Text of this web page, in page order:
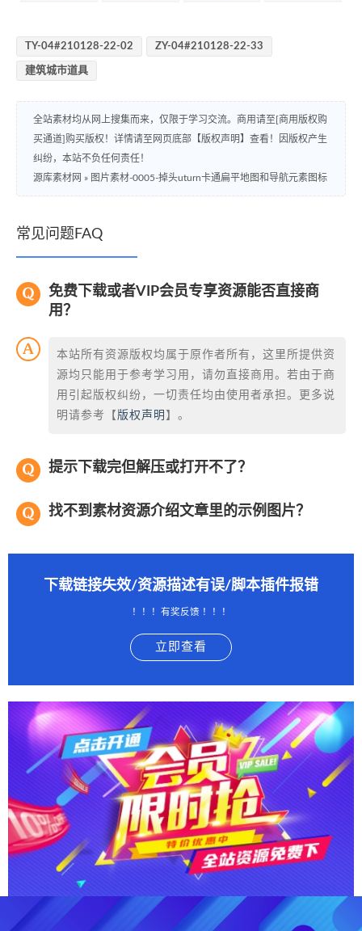
TY-04#210128-22-02 ZY-04#210128-22-33
建筑城市道具
全站素材均从网上搜集而来，仅限于学习交流。商用请至[商用版权购
买通道]购买版权！详情请至网页底部【版权声明】查看！因版权产生
纠纷，本站不负任何责任！
源库素材网 » 图片素材-0005-掉头uturn卡通扁平地图和导航元素图标
常见问题FAQ
免费下载或者VIP会员专享资源能否直接商
用？
本站所有资源版权均属于原作者所有，这里所提供资
源均只能用于参考学习用，请勿直接商用。若由于商
用引起版权纠纷，一切责任均由使用者承担。更多说
明请参考【 版权声明 】。
提示下载完但解压或打开不了？
找不到素材资源介绍文章里的示例图片？
下载链接失效/资源描述有误/脚本插件报错
！！！有奖反馈 ！！！
立即查看